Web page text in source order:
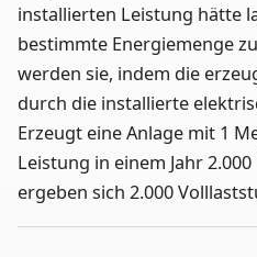
installierten Leistung hätte
bestimmte Energiemenge
werden sie, indem die
durch die installierte
Erzeugt eine Anlage mit 1
Leistung in einem Jahr
ergeben sich 2.000